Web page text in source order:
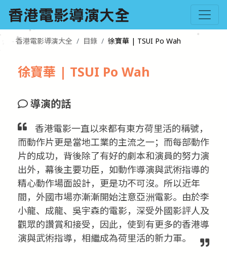
香港電影導演大全 目錄 徐寶華 | TSUI Po Wah
徐寶華 | TSUI Po Wah
導演的話
香港電影一直以來都有東方荷里活的稱號，
而動作片更是當地工業的主流之一；而每部動作
片的成功，背後除了有好的劇本和演員的努力演
出外，幕後主要功臣，如動作導演與武術指導的
精心動作場面設計，更是功不可沒。所以近年
間，外國市場亦漸漸開始注意亞洲電影。由於李
小龍、成龍、吳宇森的電影，深受外國影評人及
觀眾的讚賞和接受，因此，使到有更多的香港導
演與武術指導，相繼成為荷里活的新力軍。